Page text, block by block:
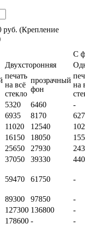
руб. (Крепление
С
Двухсторонняя
печать
на всё
стекло
прозрачный
фон
на
5320 6460
-
6935 8170
11020 12540
16150 18050
25650 27930
37050 39330
59470 61750 -
89300 97850
-
127300 136800
-
178600 -
-